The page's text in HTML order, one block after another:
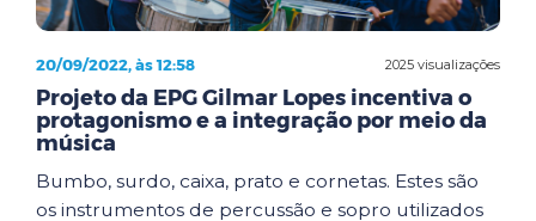
2025 visualizações
20/09/2022, às 12:58
Projeto da EPG Gilmar Lopes incentiva o
protagonismo e a integração por meio da
música
Bumbo, surdo, caixa, prato e cornetas. Estes são
os instrumentos de percussão e sopro utilizados